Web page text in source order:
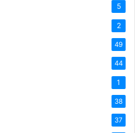
5
2
49
44
1
38
37